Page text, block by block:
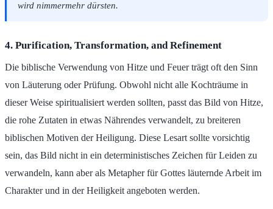
wird nimmermehr dürsten.
4. Purification, Transformation, and Refinement
Die biblische Verwendung von Hitze und Feuer trägt oft den Sinn
von Läuterung oder Prüfung. Obwohl nicht alle Kochträume in
dieser Weise spiritualisiert werden sollten, passt das Bild von Hitze,
die rohe Zutaten in etwas Nährendes verwandelt, zu breiteren
biblischen Motiven der Heiligung. Diese Lesart sollte vorsichtig
sein, das Bild nicht in ein deterministisches Zeichen für Leiden zu
verwandeln, kann aber als Metapher für Gottes läuternde Arbeit im
Charakter und in der Heiligkeit angeboten werden.